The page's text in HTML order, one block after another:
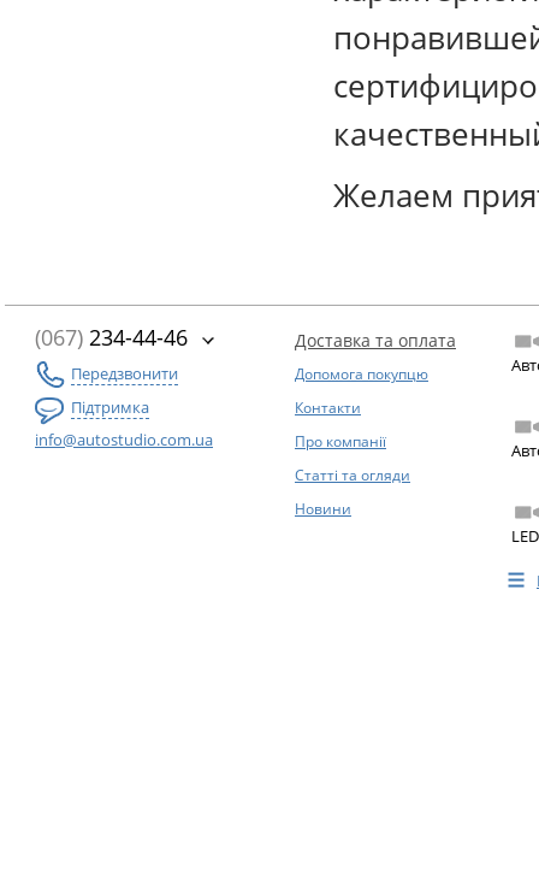
Желаем
(067) 234-44-46
Передзвонити
Підтримка
info@autostudio.com.ua
Доставка та оплата
Допомога покупцю
Контакти
Про компанії
Статті та огляди
Новини